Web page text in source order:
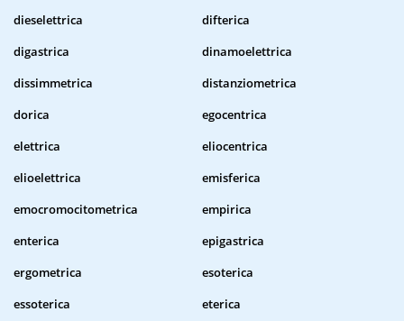
dieselettrica
difterica
digastrica
dinamoelettrica
dissimmetrica
distanziometrica
dorica
egocentrica
elettrica
eliocentrica
elioelettrica
emisferica
emocromocitometrica
empirica
enterica
epigastrica
ergometrica
esoterica
essoterica
eterica